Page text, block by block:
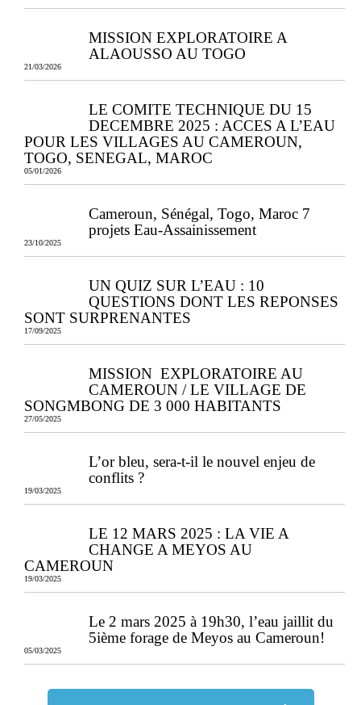
MISSION EXPLORATOIRE A
ALAOUSSO AU TOGO
21/03/2026
LE COMITE TECHNIQUE DU 15
DECEMBRE 2025 : ACCES A L’EAU
POUR LES VILLAGES AU CAMEROUN,
TOGO, SENEGAL, MAROC
05/01/2026
Cameroun, Sénégal, Togo, Maroc 7
projets Eau-Assainissement
23/10/2025
UN QUIZ SUR L’EAU : 10
QUESTIONS DONT LES REPONSES
SONT SURPRENANTES
17/09/2025
MISSION EXPLORATOIRE AU
CAMEROUN / LE VILLAGE DE
SONGMBONG DE 3 000 HABITANTS
27/05/2025
L’or bleu, sera-t-il le nouvel enjeu de
conflits ?
19/03/2025
LE 12 MARS 2025 : LA VIE A
CHANGE A MEYOS AU
CAMEROUN
19/03/2025
Le 2 mars 2025 à 19h30, l’eau jaillit du
5ième forage de Meyos au Cameroun!
05/03/2025